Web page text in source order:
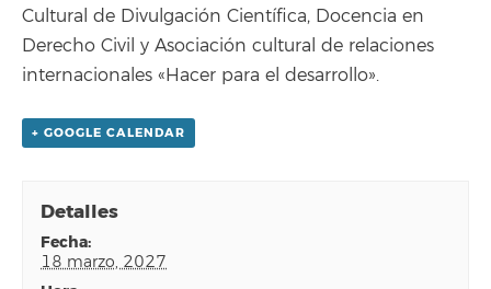
Cultural de Divulgación Científica, Docencia en
Derecho Civil y Asociación cultural de relaciones
internacionales «Hacer para el desarrollo».
+ GOOGLE CALENDAR
Detalles
fecha:
18 marzo, 2027